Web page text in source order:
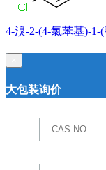
4-溴-2-(4-氯苯基)-
大包装询价